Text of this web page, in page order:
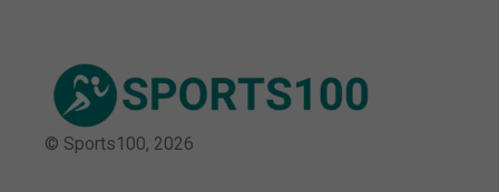
© Sports100, 2026